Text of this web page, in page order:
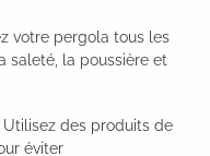
votre pergola tous les
saleté, la poussière et
Utilisez des produits de
éviter